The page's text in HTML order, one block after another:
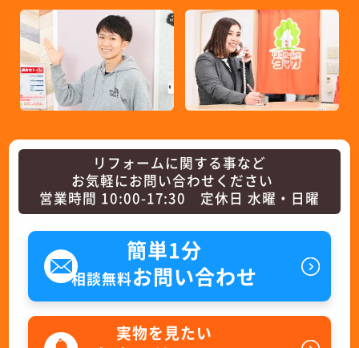
リフォームに関する事など
お気軽にお問い合わせください
営業時間 10:00-17:30 定休日 水曜・日曜
簡単1分
相談無料お問い合わせ
実物を見たい